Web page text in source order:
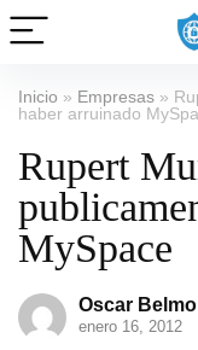
Inicio » Empresas »
haber arruinado
Rupert
MySpace
Oscar
enero 16, 2012